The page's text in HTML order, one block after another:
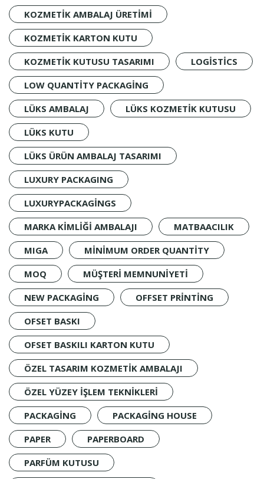
KOZMETIK AMBALAJ ÜRETIMI
KOZMETIK KARTON KUTU
KOZMETIK KUTUSU TASARIMI
LOGISTICS
LOW QUANTITY PACKAGING
LÜKS AMBALAJ
LÜKS KOZMETIK KUTUSU
LÜKS KUTU
LÜKS ÜRÜN AMBALAJ TASARIMI
LUXURY PACKAGING
LUXURYPACKAGINGS
MARKA KIMLIĞI AMBALAJI
MATBAACILIK
MIGA
MINIMUM ORDER QUANTITY
MOQ
MÜŞTERI MEMNUNIYETI
NEW PACKAGING
OFFSET PRINTING
OFSET BASKI
OFSET BASKILI KARTON KUTU
ÖZEL TASARIM KOZMETIK AMBALAJI
ÖZEL YÜZEY IŞLEM TEKNIKLERI
PACKAGING
PACKAGING HOUSE
PAPER
PAPERBOARD
PARFÜM KUTUSU